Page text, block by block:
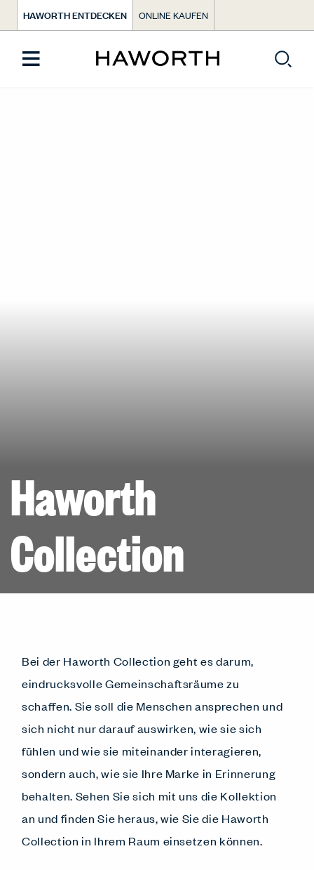
HAWORTH ENTDECKEN ONLINE KAUFEN
Haworth
Collection
Bei der Haworth Collection geht es darum,
eindrucksvolle Gemeinschaftsräume zu
schaffen. Sie soll die Menschen ansprechen und
sich nicht nur darauf auswirken, wie sie sich
fühlen und wie sie miteinander interagieren,
sondern auch, wie sie Ihre Marke in Erinnerung
behalten. Sehen Sie sich mit uns die Kollektion
an und finden Sie heraus, wie Sie die Haworth
Collection in Ihrem Raum einsetzen können.